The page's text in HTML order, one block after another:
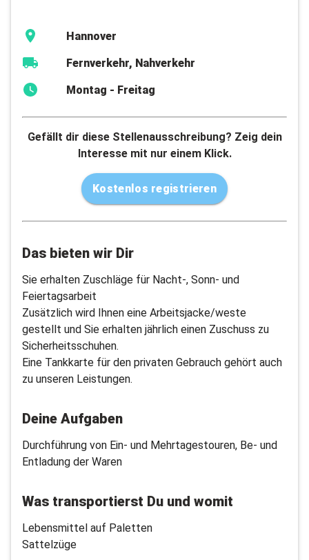
Hannover
Fernverkehr, Nahverkehr
Montag - Freitag
Gefällt dir diese Stellenausschreibung? Zeig dein
Interesse mit nur einem Klick.
Kostenlos registrieren
Das bieten wir Dir
Sie erhalten Zuschläge für Nacht-, Sonn- und
Feiertagsarbeit
Zusätzlich wird Ihnen eine Arbeitsjacke/weste
gestellt und Sie erhalten jährlich einen Zuschuss zu
Sicherheitsschuhen.
Eine Tankkarte für den privaten Gebrauch gehört auch
zu unseren Leistungen.
Deine Aufgaben
Durchführung von Ein- und Mehrtagestouren, Be- und
Entladung der Waren
Was transportierst Du und womit
Lebensmittel auf Paletten
Sattelzüge